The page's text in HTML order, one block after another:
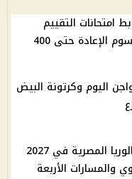
امتحانات التقييم
والمحاولات المتعددة ورسوم الإعادة حتى 400
اليوم وكرتونة البيض
بدء تطبيق شهادة البكالوريا المصرية في 2027
والمسارات الأربعة